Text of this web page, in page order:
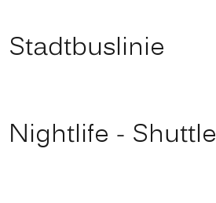
Stadtbuslinie
Nightlife - Shuttle